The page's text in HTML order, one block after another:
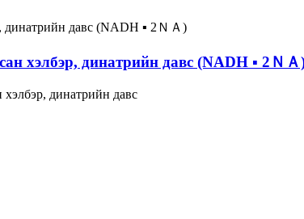
хэлбэр, динатрийн давс (NADH ▪ 2ＮＡ
динатрийн давс